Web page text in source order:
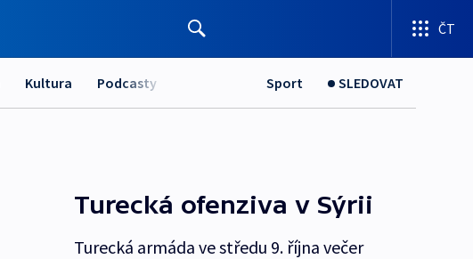
ČT
Kultura Podcasty Sport SLEDOVAT
Turecká ofenziva v Sýrii
Turecká armáda ve středu 9. října večer